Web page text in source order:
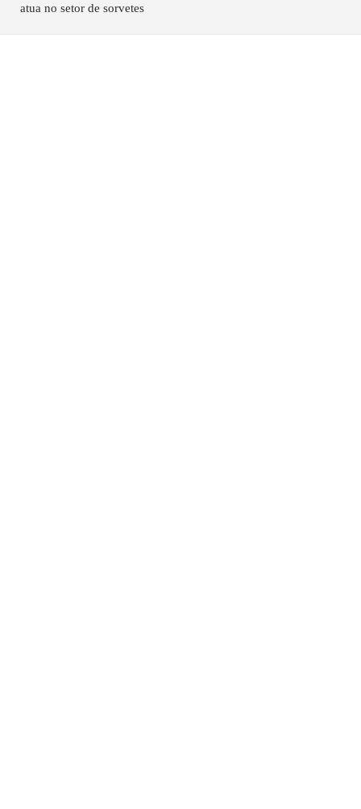
atua no setor de sorvetes